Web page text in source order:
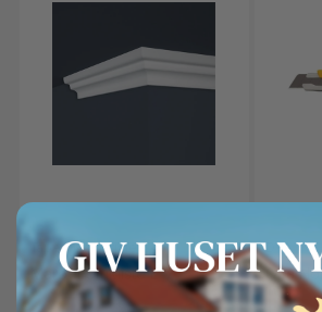
Tapetcompagniet
Marbet Stukliste E-7
DVA
Olfa